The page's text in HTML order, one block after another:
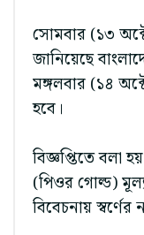
সোমবার (১৩
জানিয়েছে
মঙ্গলবার (১৪
হবে।
বিজ্ঞপ্তিতে বলা
(পিওর গোল্ড) মূল্য
বিবেচনায়